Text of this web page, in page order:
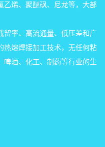
乙烯、聚醚砜、尼龙等，大部
留率、高流通量、低压差和广
热熔焊接加工技术，无任何粘
啤酒、化工、制药等行业的生